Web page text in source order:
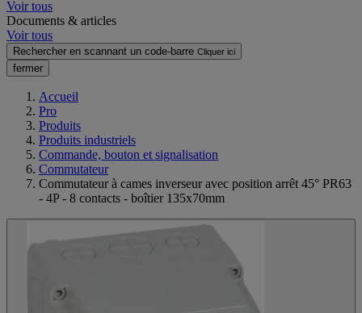
Voir tous
Documents & articles
Voir tous
Rechercher en scannant un code-barre Cliquer ici
fermer
Accueil
Pro
Produits
Produits industriels
Commande, bouton et signalisation
Commutateur
Commutateur à cames inverseur avec position arrêt 45° PR63
- 4P - 8 contacts - boîtier 135x70mm